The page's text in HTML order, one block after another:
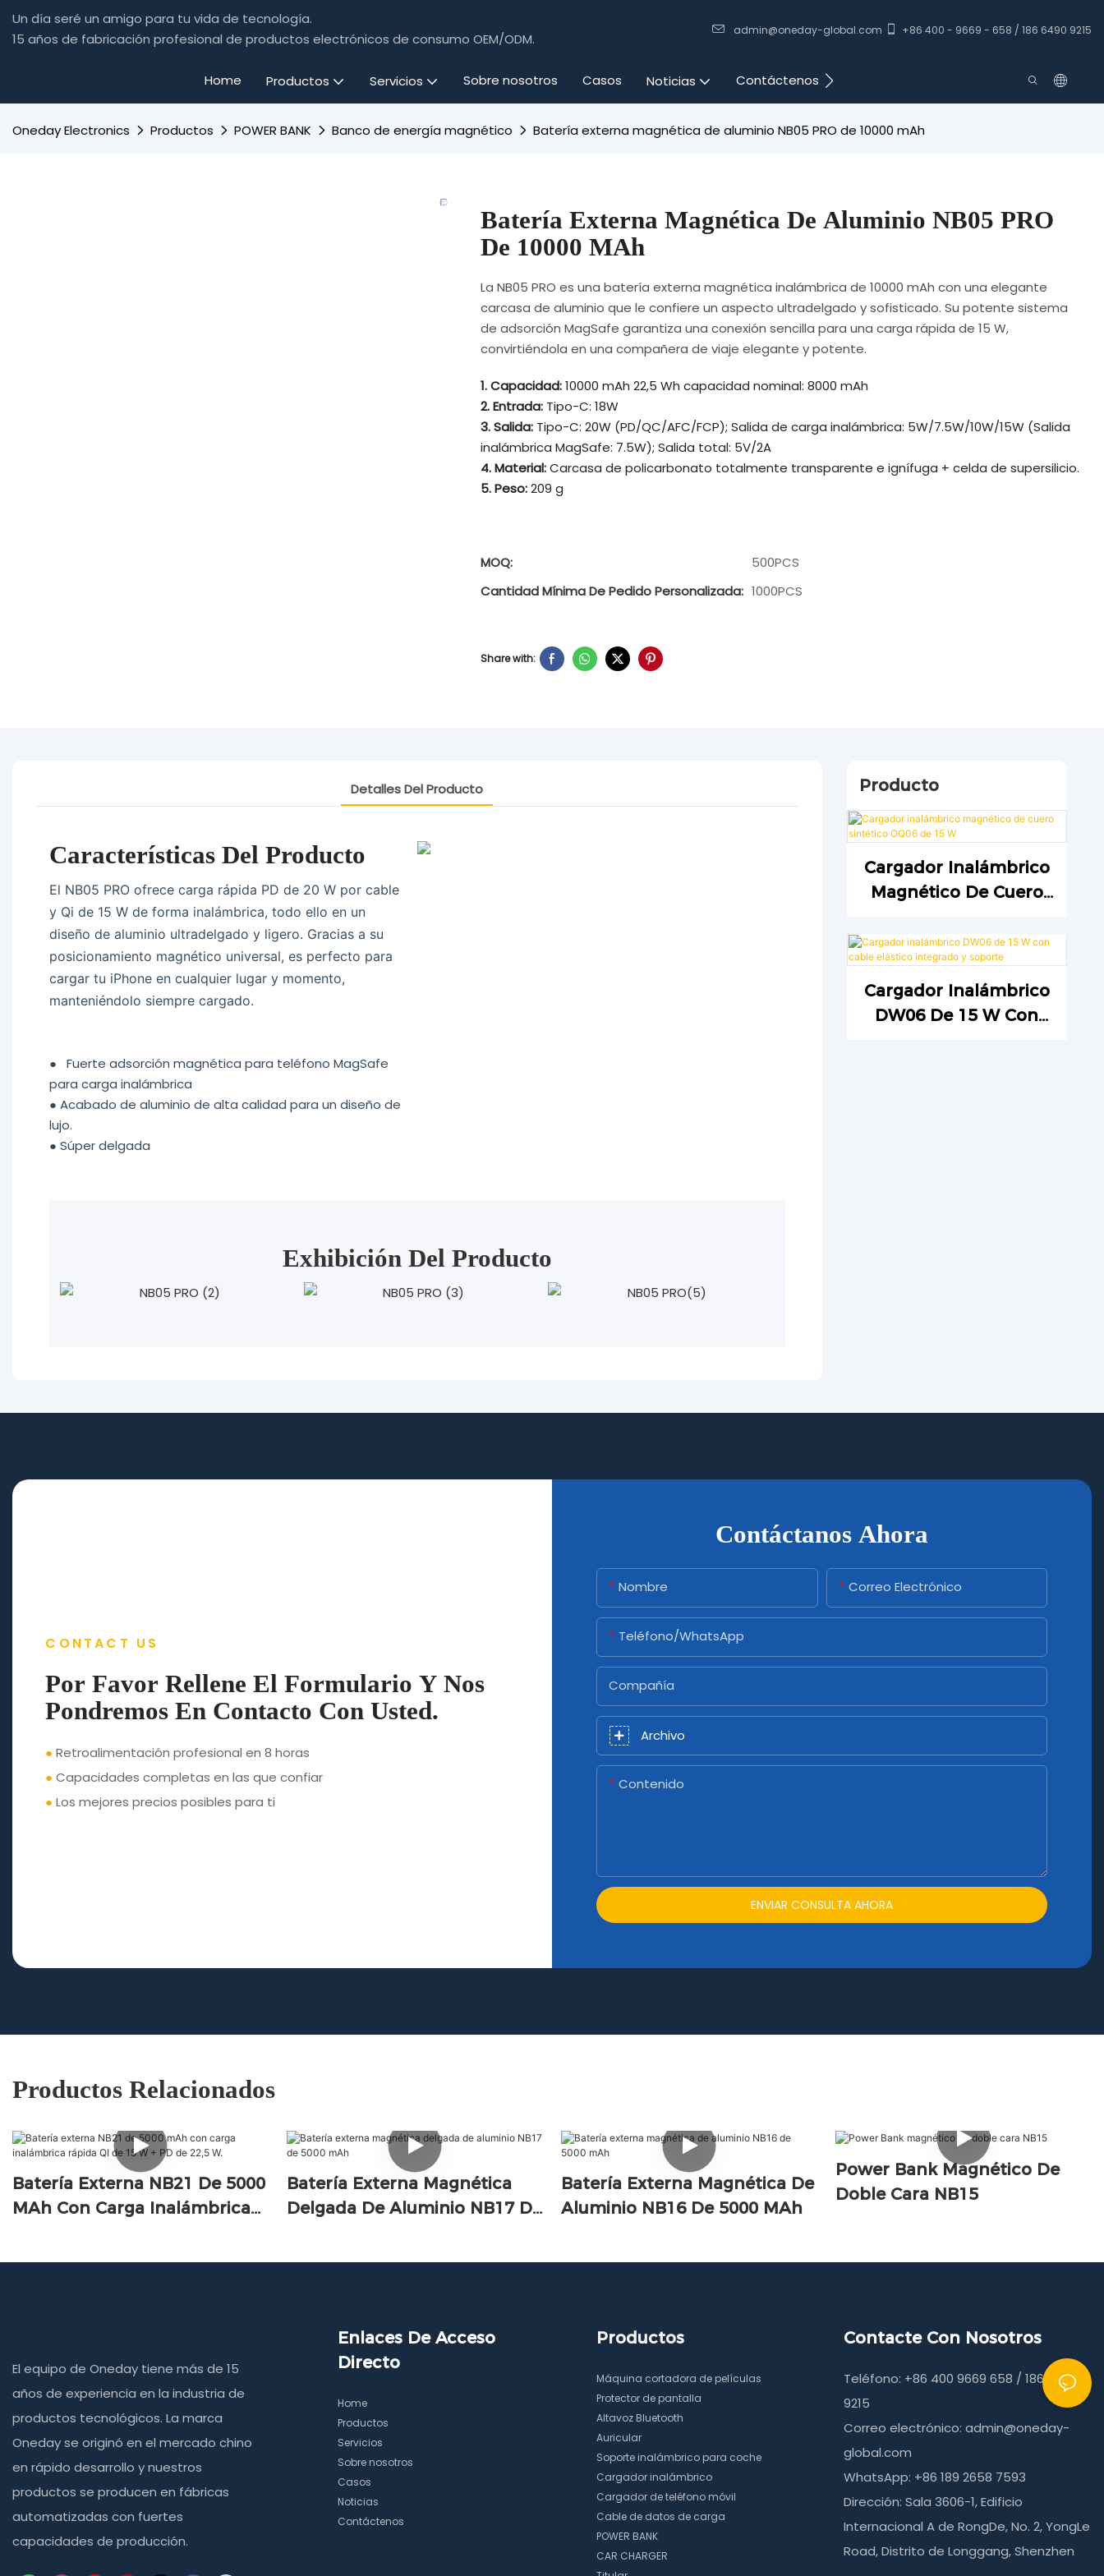
Un día seré un amigo para tu vida de tecnología.
15 años de fabricación profesional de productos electrónicos de consumo OEM/ODM.
admin@oneday-global.com +86 400 - 9669 - 658 / 186 6490 9215
Home Productos Servicios Sobre nosotros Casos Noticias Contáctenos
Oneday Electronics Productos POWER BANK Banco de energía magnético Batería externa magnética de aluminio NB05 PRO de 10000 mAh
Batería Externa Magnética De Aluminio NB05 PRO
De 10000 MAh
La NB05 PRO es una batería externa magnética inalámbrica de 10000 mAh con una elegante
carcasa de aluminio que le confiere un aspecto ultradelgado y sofisticado. Su potente sistema
de adsorción MagSafe garantiza una conexión sencilla para una carga rápida de 15 W,
convirtiéndola en una compañera de viaje elegante y potente.
1. Capacidad:10000 mAh 22,5 Wh capacidad nominal: 8000 mAh
2. Entrada: Tipo-C: 18W
3. Salida: Tipo-C: 20W (PD/QC/AFC/FCP); Salida de carga inalámbrica: 5W/7.5W/10W/15W (Salida
inalámbrica MagSafe: 7.5W); Salida total: 5V/2A
4. Material:Carcasa de policarbonato totalmente transparente e ignífuga + celda de supersilicio.
5. Peso:209 g
MOQ:
500PCS
Cantidad Mínima De Pedido Personalizada: 1000PCS
Share with:
Detalles Del Producto
Características Del Producto
El NB05 PRO ofrece carga rápida PD de 20 W por cable
y Qi de 15 W de forma inalámbrica, todo ello en un
diseño de aluminio ultradelgado y ligero. Gracias a su
posicionamiento magnético universal, es perfecto para
cargar tu iPhone en cualquier lugar y momento,
manteniéndolo siempre cargado.
●
Fuerte adsorción magnética para teléfono MagSafe
para carga inalámbrica
● Acabado de aluminio de alta calidad para un diseño de
lujo.
● Súper delgada
Exhibición Del Producto
Producto
Cargador Inalámbrico
Magnético De Cuero
W
Cargador Inalámbrico
DW06 De 15 W Con
CONTACT US
Por Favor Rellene El Formulario Y Nos
Pondremos En Contacto Con Usted.
● Retroalimentación profesional en 8 horas
● Capacidades completas en las que confiar
● Los mejores precios posibles para ti
Contáctanos Ahora
Nombre Correo Electrónico
Teléfono/WhatsApp
Compañía
Archivo
Contenido
ENVIAR CONSULTA AHORA
Productos Relacionados
Batería Externa NB21 De 5000
MAh Con Carga Inalámbrica
22,5 W.
Batería Externa Magnética
Delgada De Aluminio NB17 De
Batería Externa Magnética De
Aluminio NB16 De 5000 MAh
Power Bank Magnético De
Doble Cara NB15
El equipo de Oneday tiene más de 15
años de experiencia en la industria de
productos tecnológicos. La marca
Oneday se originó en el mercado chino
en rápido desarrollo y nuestros
productos se producen en fábricas
automatizadas con fuertes
capacidades de producción.
Enlaces De Acceso
Directo
Home
Productos
Servicios
Sobre nosotros
Casos
Noticias
Contáctenos
Productos
Máquina cortadora de películas
Protector de pantalla
Altavoz Bluetooth
Auricular
Soporte inalámbrico para coche
Cargador inalámbrico
Cargador de teléfono móvil
Cable de datos de carga
POWER BANK
CAR CHARGER
Contacte Con Nosotros
Teléfono: +86 400 9669 658 / 186 6490
9215
Correo electrónico:admin@oneday-
global.com
WhatsApp: +86 189 2658 7593
Dirección: Sala 3606-1, Edificio
Internacional A de RongDe, No. 2, YongLe
Road, Distrito de Longgang, Shenzhen